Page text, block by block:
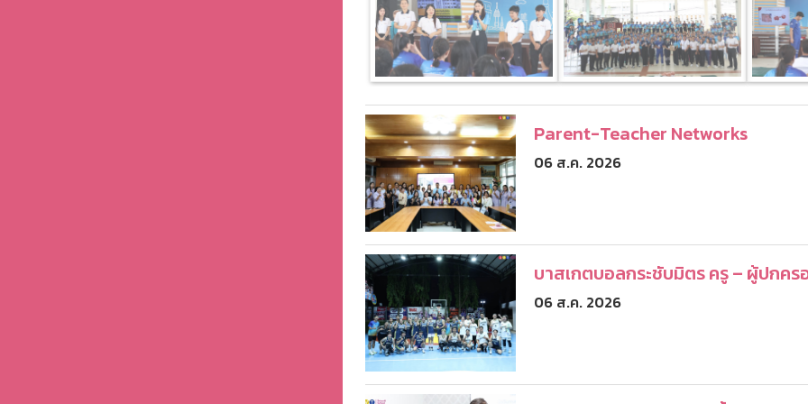
Parent-Teacher Networks
06 ส.ค. 2026
บาสเกตบอลกระชับมิตร ครู – ผู้ปกคร
06 ส.ค. 2026